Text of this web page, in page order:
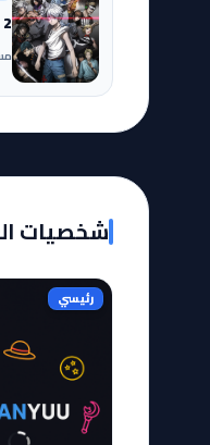
شخصيات
رئيسي